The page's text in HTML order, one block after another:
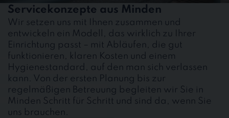
Servicekonzepte aus Minden
Wir setzen uns mit Ihnen zusammen und
entwickeln ein Modell, das wirklich zu Ihrer
Einrichtung passt – mit Abläufen, die gut
funktionieren, klaren Kosten und einem
Hygienestandard, auf den man sich verlassen
kann. Von der ersten Planung bis zur
regelmäßigen Betreuung begleiten wir Sie in
Minden Schritt für Schritt und sind da, wenn Sie
uns brauchen.